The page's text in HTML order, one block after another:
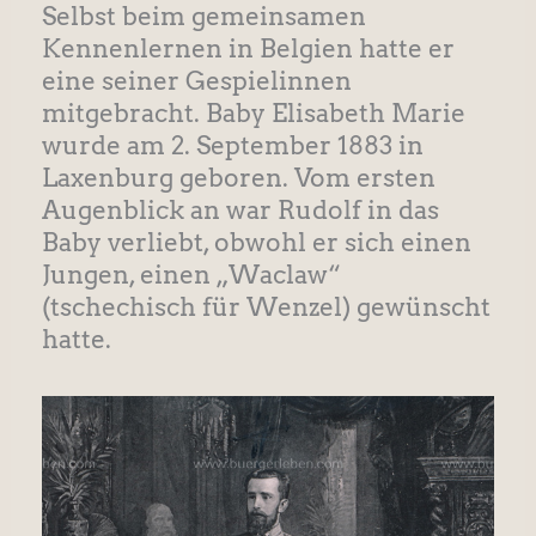
Selbst beim gemeinsamen
Kennenlernen in Belgien hatte er
eine seiner Gespielinnen
mitgebracht. Baby Elisabeth Marie
wurde am 2. September 1883 in
Laxenburg geboren. Vom ersten
Augenblick an war Rudolf in das
Baby verliebt, obwohl er sich einen
Jungen, einen „Waclaw“
(tschechisch für Wenzel) gewünscht
hatte.